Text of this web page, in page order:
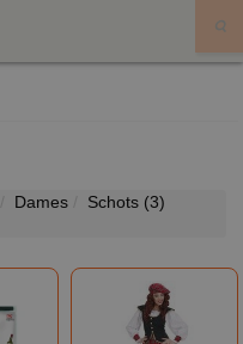
Dames Schots (3)